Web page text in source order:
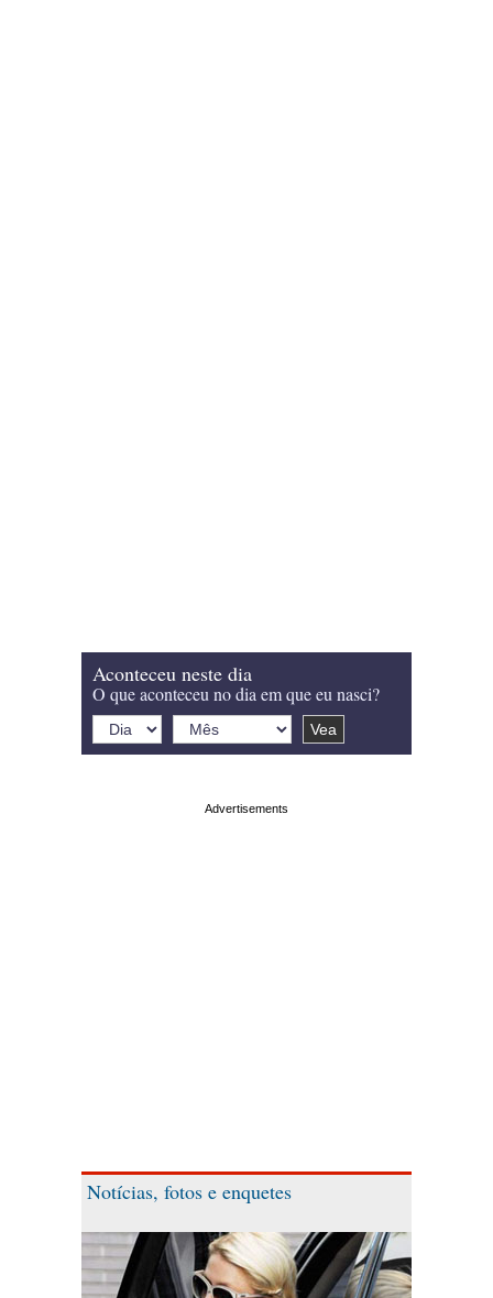
Aconteceu neste dia
O que aconteceu no dia em que eu nasci?
Notícias, fotos e enquetes